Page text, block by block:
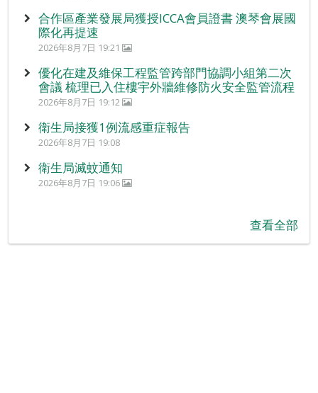
合作區產業發展局獲授ICCA會員證書 澳琴會展國
際化再提速
2026年8月7日 19:21
優化在建及維保工程監管跨部門協調小組第二次
會議 梳理已入住樓宇外牆維修防火安全監管流程
2026年8月7日 19:12
衛生局接獲1例流感重症報告
2026年8月7日 19:08
衛生局滅蚊通知
2026年8月7日 19:06
查看全部